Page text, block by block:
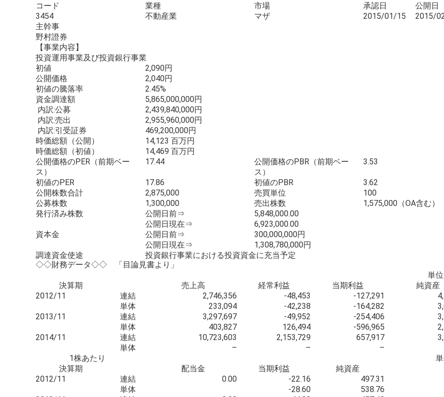
コード
業種 市場 承認日
公開日
3454
不動産業 マザ 2015/01/15
2015/
主幹事
野村證券
【事業内容】
投資運用事業及び投資銀行事業
初値
2,090円
公開価格
2,040円
初値の騰落率
2.45%
資金調達額
5,865,000,000円
内訳:公募
2,439,840,000円
内訳:売出
2,955,960,000円
内訳:引受証券
469,200,000円
時価総額（公開）
14,123 百万円
時価総額（初値）
14,469 百万円
公開価格のPER（前期ベー
ス）
17.44
公開価格のPBR（前期ベー
ス）
3.53
初値のPER 17.86 初値のPBR
3.62
公開株数合計
2,875,000 売買単位
100
公募株数
1,300,000 売出株数
1,575,000（OA含む）
発行済み株数
公開日前⇒
5,848,000.00
公開日現在⇒
6,923,000.00
資本金
公開日前⇒
300,000,000円
公開日現在⇒
1,308,780,000円
調達資金使途
投資銀行事業における投資資金に充当予定
◇◇財務データ◇◇ 「目論見書より」
単
決算期
売上高 経常利益 当期利益
純資産
2012/11
連結 2,746,356 -48,453 -127,291
単体
233,094 -42,238 -164,282
2013/11
連結 3,297,697 -49,952 -254,406
単体
403,827 126,494 -596,965
2014/11
連結 10,723,603 2,153,729 657,917
単体
– –
–
1株あたり
決算期
配当金 当期利益
純資産
2012/11
連結 0.00 -22.16
497.31
単体
-28.60
538.76